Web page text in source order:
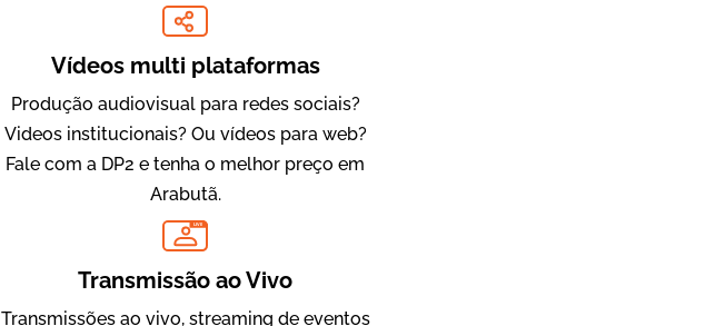
Vídeos multi plataformas
Produção audiovisual para redes sociais?
Videos institucionais? Ou vídeos para web?
Fale com a DP2 e tenha o melhor preço em
Arabutã.
LIVE
Transmissão ao Vivo
Transmissões ao vivo, streaming de eventos